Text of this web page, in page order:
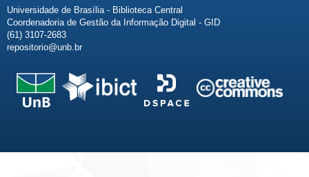
Universidade de Brasília - Biblioteca Central
Coordenadoria de Gestão da Informação Digital - GID
(61) 3107-2683
repositorio@unb.br